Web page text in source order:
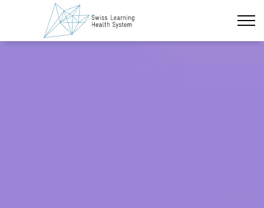
Zum Hauptinhalt wechseln